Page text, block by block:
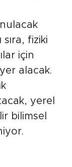
fiziki
için
alacak.
yerel
bilimsel